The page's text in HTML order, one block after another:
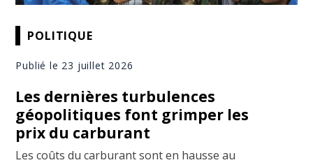
POLITIQUE
Publié le 23 juillet 2026
Les dernières turbulences
géopolitiques font grimper les
prix du carburant
Les coûts du carburant sont en hausse au